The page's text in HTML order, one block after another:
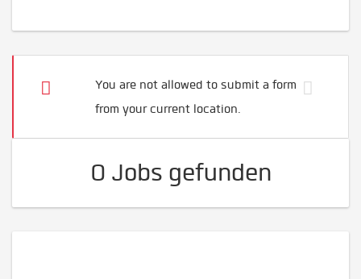
You are not allowed to submit a form
from your current location.
0 Jobs gefunden